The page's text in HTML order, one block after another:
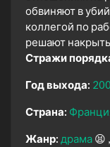
обвиняют в
коллегой по
решают
Стражи
Год выхода:
Страна:
Жанр: драма 😫